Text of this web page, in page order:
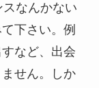
スなんかない
下さい。例
など、出会
せん。しか